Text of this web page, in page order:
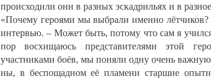
происходили они в разных эскадрильях и в
«Почему героями мы выбрали именно
интервью. – Может быть, потому что сам я
пор восхищаюсь представителями этой
участниками боёв, мы поняли одну очень
ны, в беспощадном её пламени старшие